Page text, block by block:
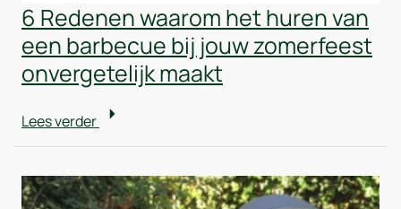
6 Redenen waarom het huren van
een barbecue bij jouw zomerfeest
onvergetelijk maakt
Lees verder